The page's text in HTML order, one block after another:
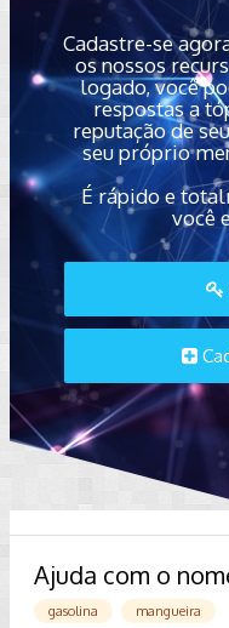
Cadastre-se
os nossos
logado, você
respostas a
reputação de
seu próprio
É rápido e
você
Ajuda com o
gasolina mangueira